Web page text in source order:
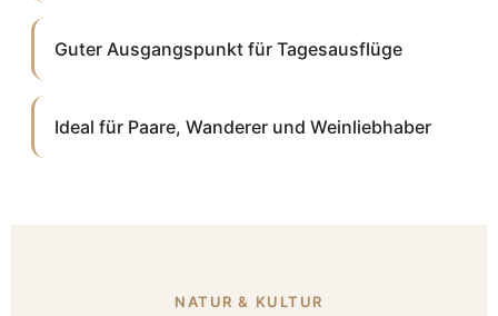
Guter Ausgangspunkt für Tagesausflüge
Ideal für Paare, Wanderer und Weinliebhaber
NATUR & KULTUR